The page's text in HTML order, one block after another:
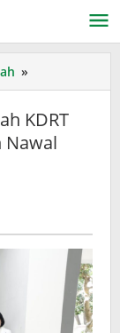
»
Keluarga
Cegah
KDRT
Pesan
Nawal
KDRT
Nawal